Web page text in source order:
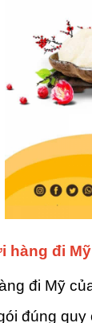
đi
đi Mỹ
đúng quy